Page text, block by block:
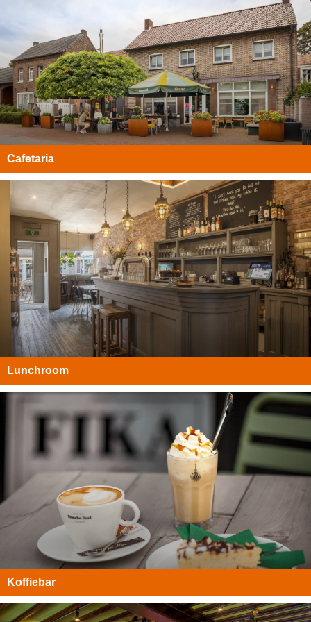
Cafetaria
Lunchroom
Koffiebar